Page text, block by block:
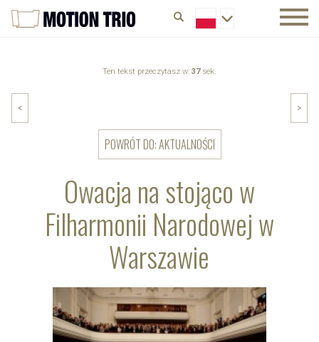
Ten tekst przeczytasz w: 37sek.
Owacja na stojąco w
Filharmonii Narodowej w
Warszawie
< >
POWRÓT DO: AKTUALNOŚCI